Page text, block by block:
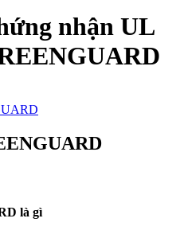
nhận UL
là gì